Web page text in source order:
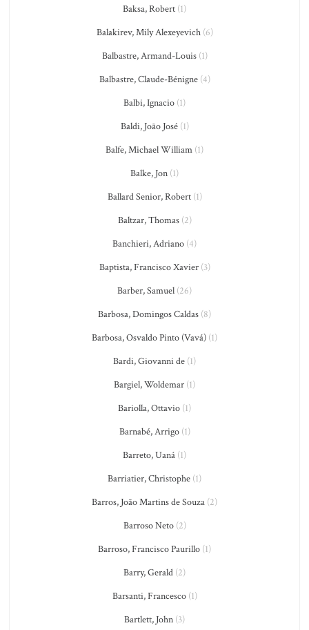
Baksa, Robert (1)
Balakirev, Mily Alexeyevich(6)
Balbastre, Armand-Louis(1)
Balbastre, Claude-Bénigne(4)
Balbi, Ignacio (1)
Baldi, João José(1)
Balfe, Michael William (1)
Balke, Jon (1)
Ballard Senior, Robert(1)
Baltzar, Thomas(2)
Banchieri, Adriano (4)
Baptista, Francisco Xavier(3)
Barber, Samuel (26)
Barbosa, Domingos Caldas (8)
Barbosa, Osvaldo Pinto (Vavá) (1)
Bardi, Giovanni de (1)
Bargiel, Woldemar (1)
Bariolla, Ottavio (1)
Barnabé, Arrigo(1)
Barreto, Uaná (1)
Barriatier, Christophe (1)
Barros, João Martins de Souza (2)
Barroso Neto(2)
Barroso, Francisco Paurillo (1)
Barry, Gerald (2)
Barsanti, Francesco(1)
Bartlett, John (3)